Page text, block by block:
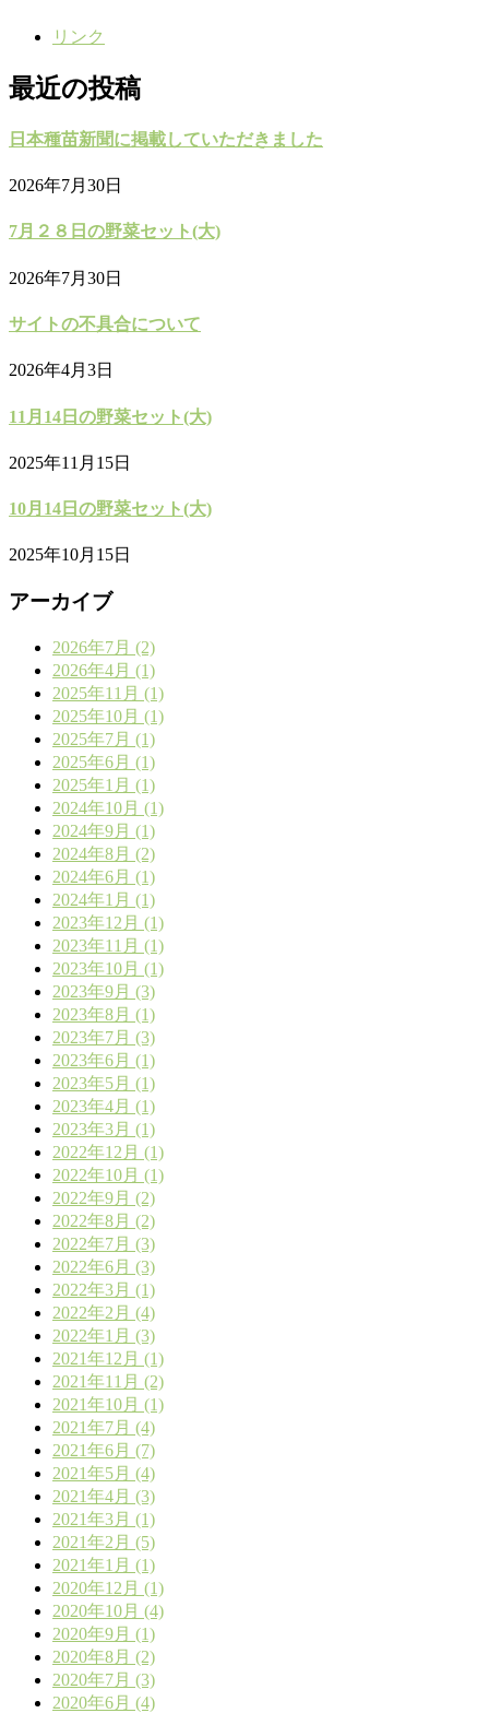
リンク
最近の投稿
日本種苗新聞に掲載していただきました
2026年7月30日
7月２８日の野菜セット(大)
2026年7月30日
サイトの不具合について
2026年4月3日
11月14日の野菜セット(大)
2025年11月15日
10月14日の野菜セット(大)
2025年10月15日
アーカイブ
2026年7月 (2)
2026年4月 (1)
2025年11月 (1)
2025年10月 (1)
2025年7月 (1)
2025年6月 (1)
2025年1月 (1)
2024年10月 (1)
2024年9月 (1)
2024年8月 (2)
2024年6月 (1)
2024年1月 (1)
2023年12月 (1)
2023年11月 (1)
2023年10月 (1)
2023年9月 (3)
2023年8月 (1)
2023年7月 (3)
2023年6月 (1)
2023年5月 (1)
2023年4月 (1)
2023年3月 (1)
2022年12月 (1)
2022年10月 (1)
2022年9月 (2)
2022年8月 (2)
2022年7月 (3)
2022年6月 (3)
2022年3月 (1)
2022年2月 (4)
2022年1月 (3)
2021年12月 (1)
2021年11月 (2)
2021年10月 (1)
2021年7月 (4)
2021年6月 (7)
2021年5月 (4)
2021年4月 (3)
2021年3月 (1)
2021年2月 (5)
2021年1月 (1)
2020年12月 (1)
2020年10月 (4)
2020年9月 (1)
2020年8月 (2)
2020年7月 (3)
2020年6月 (4)